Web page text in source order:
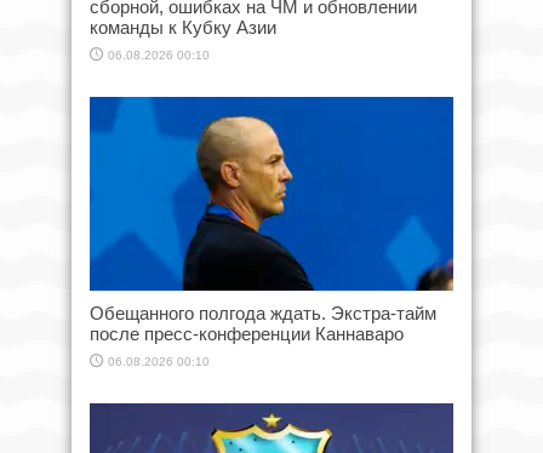
сборной, ошибках на ЧМ и обновлении
команды к Кубку Азии
06.08.2026 00:10
Обещанного полгода ждать. Экстра-тайм
после пресс-конференции Каннаваро
06.08.2026 00:10